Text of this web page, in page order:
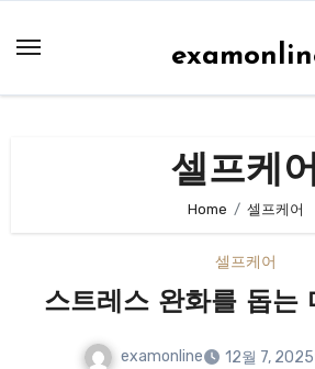
셀프케어
Home 셀프케어
셀프케어
스트레스 완화를 돕는
examonline 12월 7, 2025